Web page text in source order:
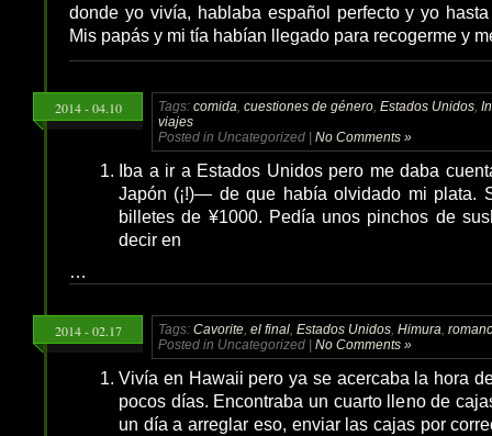
donde yo vivía, hablaba español perfecto y yo
Mis papás y mi tía habían llegado para recogerme y
2014 - 04.10 Tags: comida cuestiones de género Estados Unidos
viajes
Posted in Uncategorized | No Comments »
Iba a ir a Estados Unidos pero me daba
Japón (¡!)— de que había olvidado mi plata.
billetes de ¥1000. Pedía unos pinchos de
decir en
…
2014 - 02.17 Tags: Cavorite el final Estados Unidos Himura
Posted in Uncategorized | No Comments »
Vivía en Hawaii pero ya se acercaba la hora
pocos días. Encontraba un cuarto lleno de
un día a arreglar eso, enviar las cajas por